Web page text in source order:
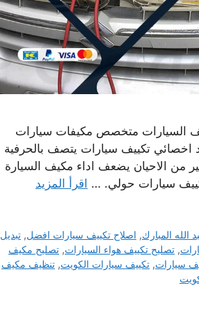
السيارات متخصص مكيفات سيارات
اخصائي تكييف سيارات يتصف بالحرفية
من الاحيان يضعف اداء مكيف السيارة
سيارات حولي. … اقرأ المزيد
المبارك, اصلاح تكييف سيارات افضل,تبديل
, تصليح تكييف هواء السيارات, تصليح مكيف
سيارات, تكييف سيارات الكويت, تنظيف مكيف